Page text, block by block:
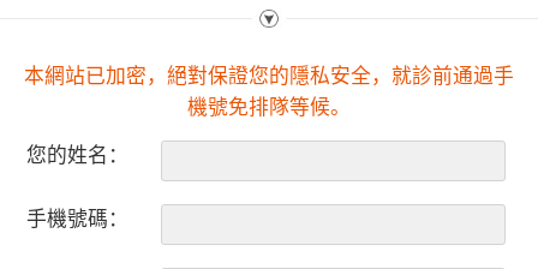
本網站已加密，絕對保證您的隱私安全，就診前通過手
機號免排隊等候。
您的姓名：
手機號碼：